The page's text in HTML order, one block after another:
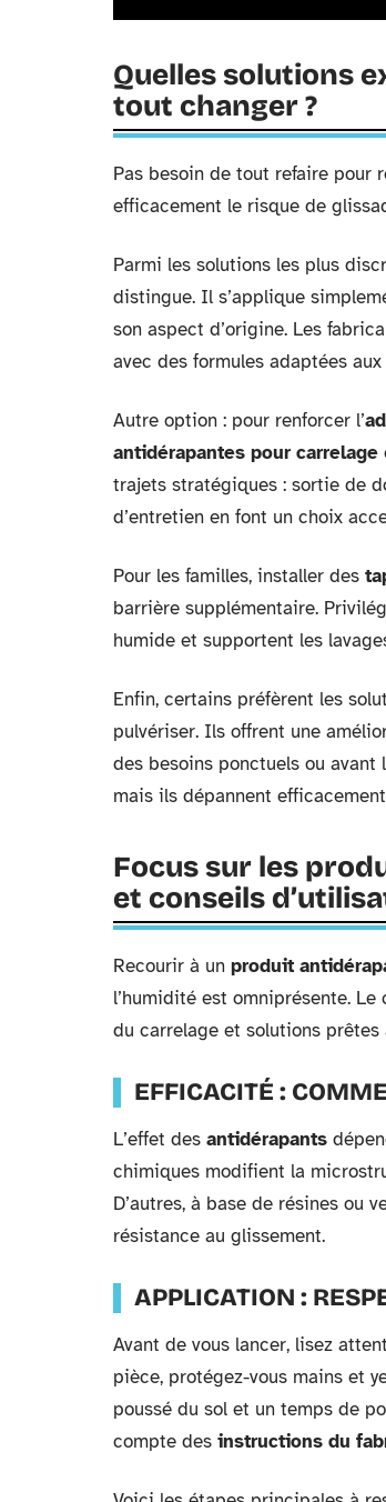
Quelles solutions
tout changer ?
Pas besoin de tout refaire pour
efficacement le risque de
Parmi les solutions les plus
distingue. Il s’applique
son aspect d’origine. Les
avec des formules adaptées
Autre option : pour renforcer l’
antidérapantes pour carrelage
trajets stratégiques : sortie de
d’entretien en font un choix
Pour les familles, installer des
barrière supplémentaire.
humide et supportent les
Enfin, certains préfèrent les
pulvériser. Ils offrent une
des besoins ponctuels ou avant
mais ils dépannent
Focus sur les
et conseils
Recourir à un produit
l’humidité est omniprésente.
du carrelage et solutions prêtes
EFFICACITÉ :
L’effet des antidérapants
chimiques modifient la
D’autres, à base de résines ou
résistance au glissement.
APPLICATION :
Avant de vous lancer, lisez
pièce, protégez-vous mains et
poussé du sol et un temps de
compte des instructions du